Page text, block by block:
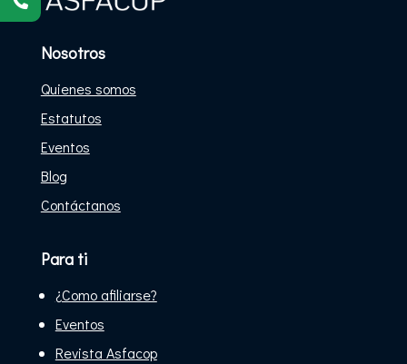
Nosotros
Quienes somos
Estatutos
Eventos
Blog
Contáctanos
Para ti
¿Como afiliarse?
Eventos
Revista Asfacop